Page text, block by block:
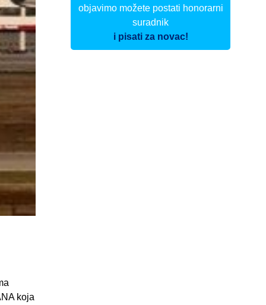
koja
objavimo možete postati honorarni
suradnik
i pisati za novac!